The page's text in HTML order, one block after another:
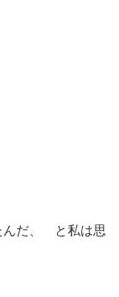
んだ、 と私は思